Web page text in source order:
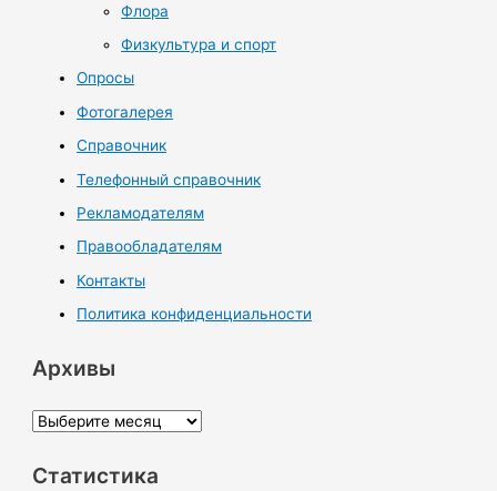
Флора
Физкультура и спорт
Опросы
Фотогалерея
Справочник
Телефонный справочник
Рекламодателям
Правообладателям
Контакты
Политика конфиденциальности
Архивы
А
х
Статистика